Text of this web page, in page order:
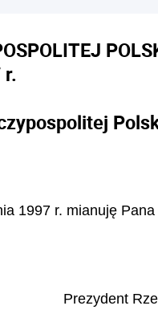
1997 r. mianuję Pana
Prezydent